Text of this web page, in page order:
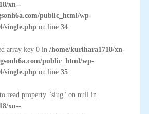
xn--
public_html/wp-
single.phpon line 34
array key 0 in /home/kurihara1718/xn-
public_html/wp-
single.phpon line 35
read property "slug" on null in
xn--